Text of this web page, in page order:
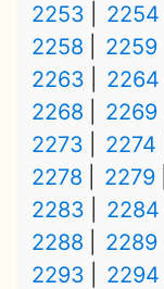
2253
2254
2258
2259
2263
2264
2268
2269
2273
2274
2278
2279
2283
2284
2288
2289
2293
2294